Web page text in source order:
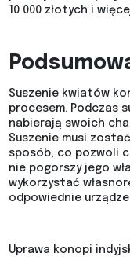
10 000 złotych i
Suszenie kwiatów
procesem. Podczas
nabierają swoich
Suszenie musi
sposób, co pozwoli
nie pogorszy jego
wykorzystać
odpowiednie
Uprawa konopi